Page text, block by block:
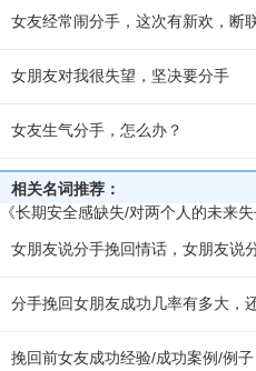
女友经常闹分手，这次有新欢，断
女朋友对我很失望，坚决要分手
女友生气分手，怎么办？
相关名词推荐：
《长期安全感缺失/对两个人的未来
女朋友说分手挽回情话，女朋友说
分手挽回女朋友成功几率有多大，
挽回前女友成功经验/成功案例/例